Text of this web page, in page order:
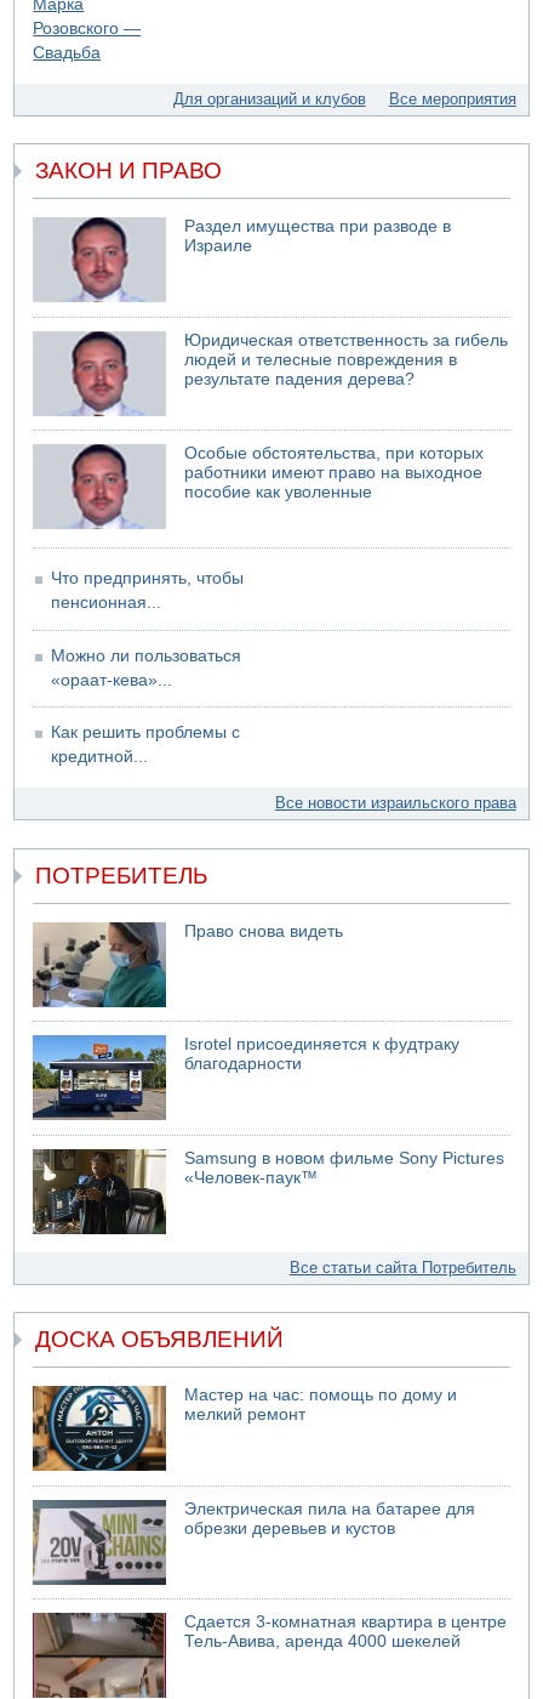
Министр обороны ушел с заседания кабинета на
свадьбу
07.08.2026 11:05
Саудовская Аравия опасается нападения хуситов и
07.08.2026 08:29
07.08.2026 08:29
Стрельба в школе Таиланда
07.08.2026 06:47
Недалеко от Бейт-Шемеша погиб велосипедист
07.08.2026 06:24
Саудовская Аравия сообщает о нападении хуситов
Для организаций и клубов Все мероприятия
ЗАКОН И ПРАВО
Раздел имущества при разводе в
Израиле
Юридическая ответственность за гибель
людей и телесные повреждения в
результате падения дерева?
Особые обстоятельства, при которых
работники имеют право на выходное
пособие как уволенные
Что предпринять, чтобы
пенсионная...
Можно ли пользоваться
«ораат-кева»...
Как решить проблемы с
кредитной...
Все новости израильского права
ПОТРЕБИТЕЛЬ
Право снова видеть
Isrotel присоединяется к фудтраку
благодарности
Samsung в новом фильме Sony Pictures
«Человек-паук™
Все статьи сайта Потребитель
ДОСКА ОБЪЯВЛЕНИЙ
Мастер на час: помощь по дому и
мелкий ремонт
Электрическая пила на батарее для
обрезки деревьев и кустов
Сдается 3-комнатная квартира в центре
Тель-Авива, аренда 4000 шекелей